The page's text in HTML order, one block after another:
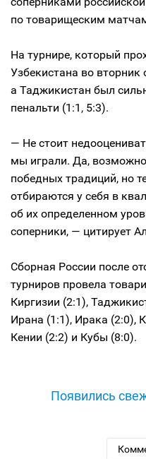
по товарищеским
На турнире, который
Узбекистана во
а Таджикистан был
пенальти (1:1, 5:3).
— Не стоит
мы играли. Да,
победных традиций, но
отбираются у себя в
об их определенном
соперники, — цитирует
Сборная России после
турниров провела
Киргизии (2:1),
Ирана (1:1), Ирака (2:0),
Кении (2:2) и Кубы (8:0).
Появились